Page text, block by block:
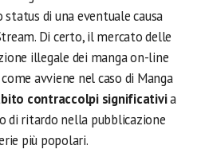
status di una eventuale causa
Di certo, il mercato delle
illegale dei manga on-line
avviene nel caso di Manga
contraccolpi significativia
di ritardo nella pubblicazione
più popolari.